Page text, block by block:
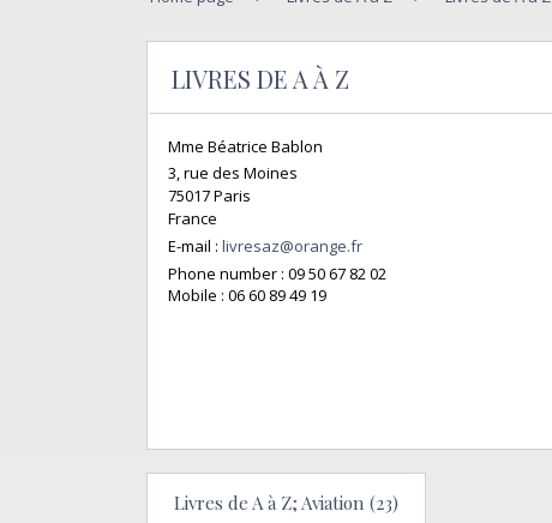
LIVRES DE A À Z
Mme Béatrice Bablon
3, rue des Moines
75017 Paris
France
E-mail : livresaz@orange.fr
Phone number : 09 50 67 82 02
Mobile : 06 60 89 49 19
Livres de A à Z; Aviation (23)